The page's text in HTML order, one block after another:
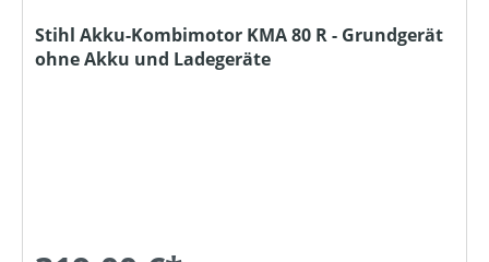
Stihl Akku-Kombimotor KMA 80 R - Grundgerät
ohne Akku und Ladegeräte